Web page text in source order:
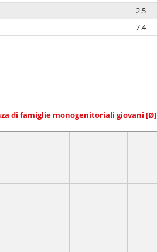
2.5
7.4
di famiglie monogenitoriali giovani [Ø]